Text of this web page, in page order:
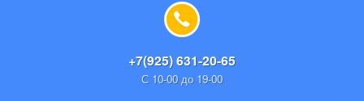
+7(925) 631-20-65
С 10-00 до 19-00